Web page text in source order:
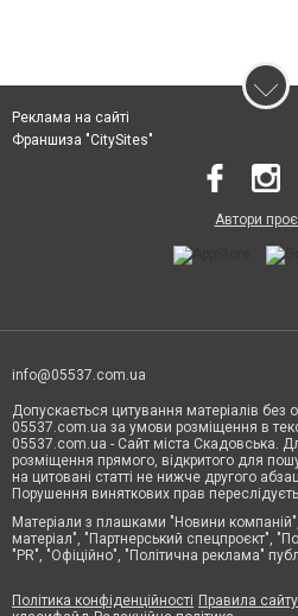
Реклама на сайті
Франшиза "CitySites"
Автори
info@05537.com.ua
Допускається цитування матеріалів без
05537.com.ua за умови розміщення в
05537.com.ua - Сайт міста Скадовська.
розміщення прямого, відкритого для
на цитовані статті не нижче другого
Порушення виняткових прав
Матеріали з плашками "Новини
матеріал", "Партнерський спецпроєкт",
"PR", "Офіційно", "Політична реклама"
Політика конфіденційності Правила сайту